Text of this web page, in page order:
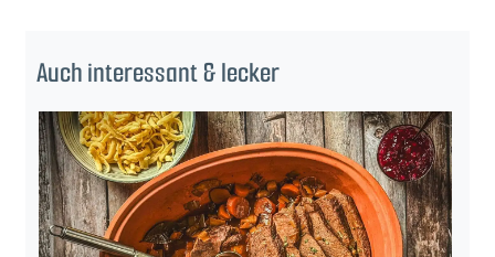
Auch interessant & lecker